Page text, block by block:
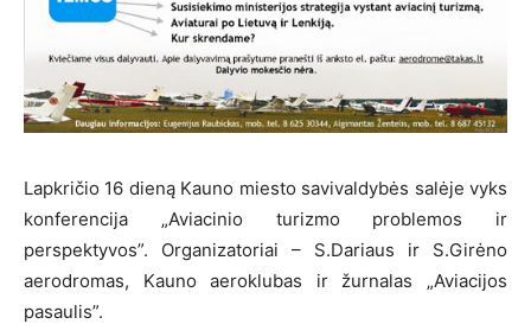
Lapkričio 16 dieną Kauno miesto savivaldybės salėje vyks
konferencija „Aviacinio turizmo problemos ir
perspektyvos”. Organizatoriai – S.Dariaus ir S.Girėno
aerodromas, Kauno aeroklubas ir žurnalas „Aviacijos
pasaulis”.